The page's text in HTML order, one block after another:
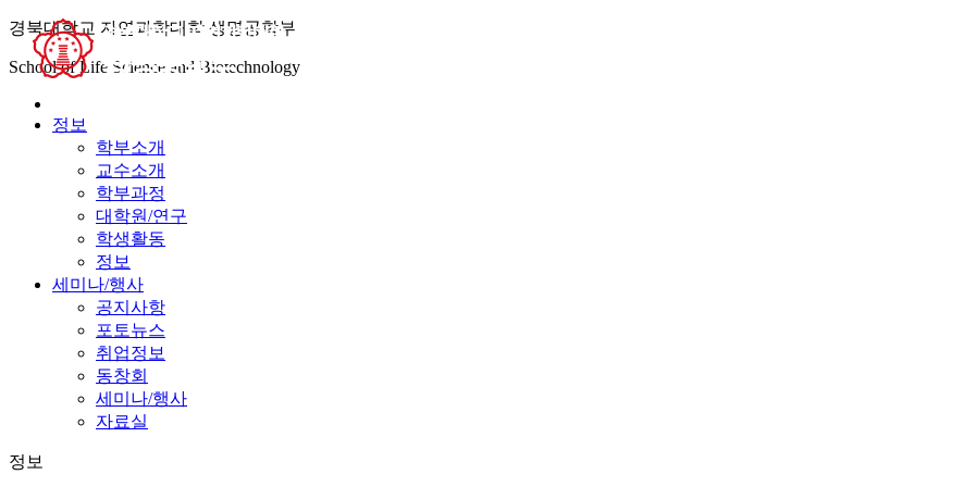
경북대학교 자연과학대학 생명공학부
School of Life Science and Biotechnology
정보
학부소개
교수소개
학부과정
대학원/연구
학생활동
정보
세미나/행사
공지사항
포토뉴스
취업정보
동창회
세미나/행사
자료실
정보